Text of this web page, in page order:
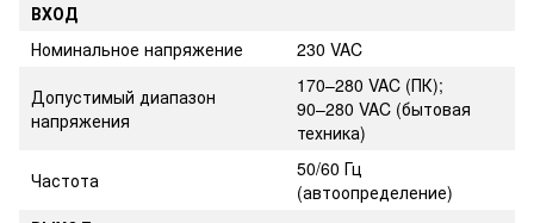
ВХОД
Номинальное напряжение
230 VAC
Допустимый диапазон
напряжения
170–280 VAC (ПК);
90–280 VAC (бытовая
техника)
Частота
50/60 Гц
(автоопределение)